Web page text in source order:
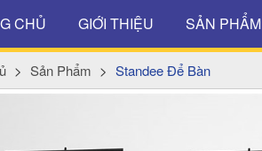
CHỦ GIỚI THIỆU SẢN PHẨM
> Sản Phẩm > Standee Để Bàn